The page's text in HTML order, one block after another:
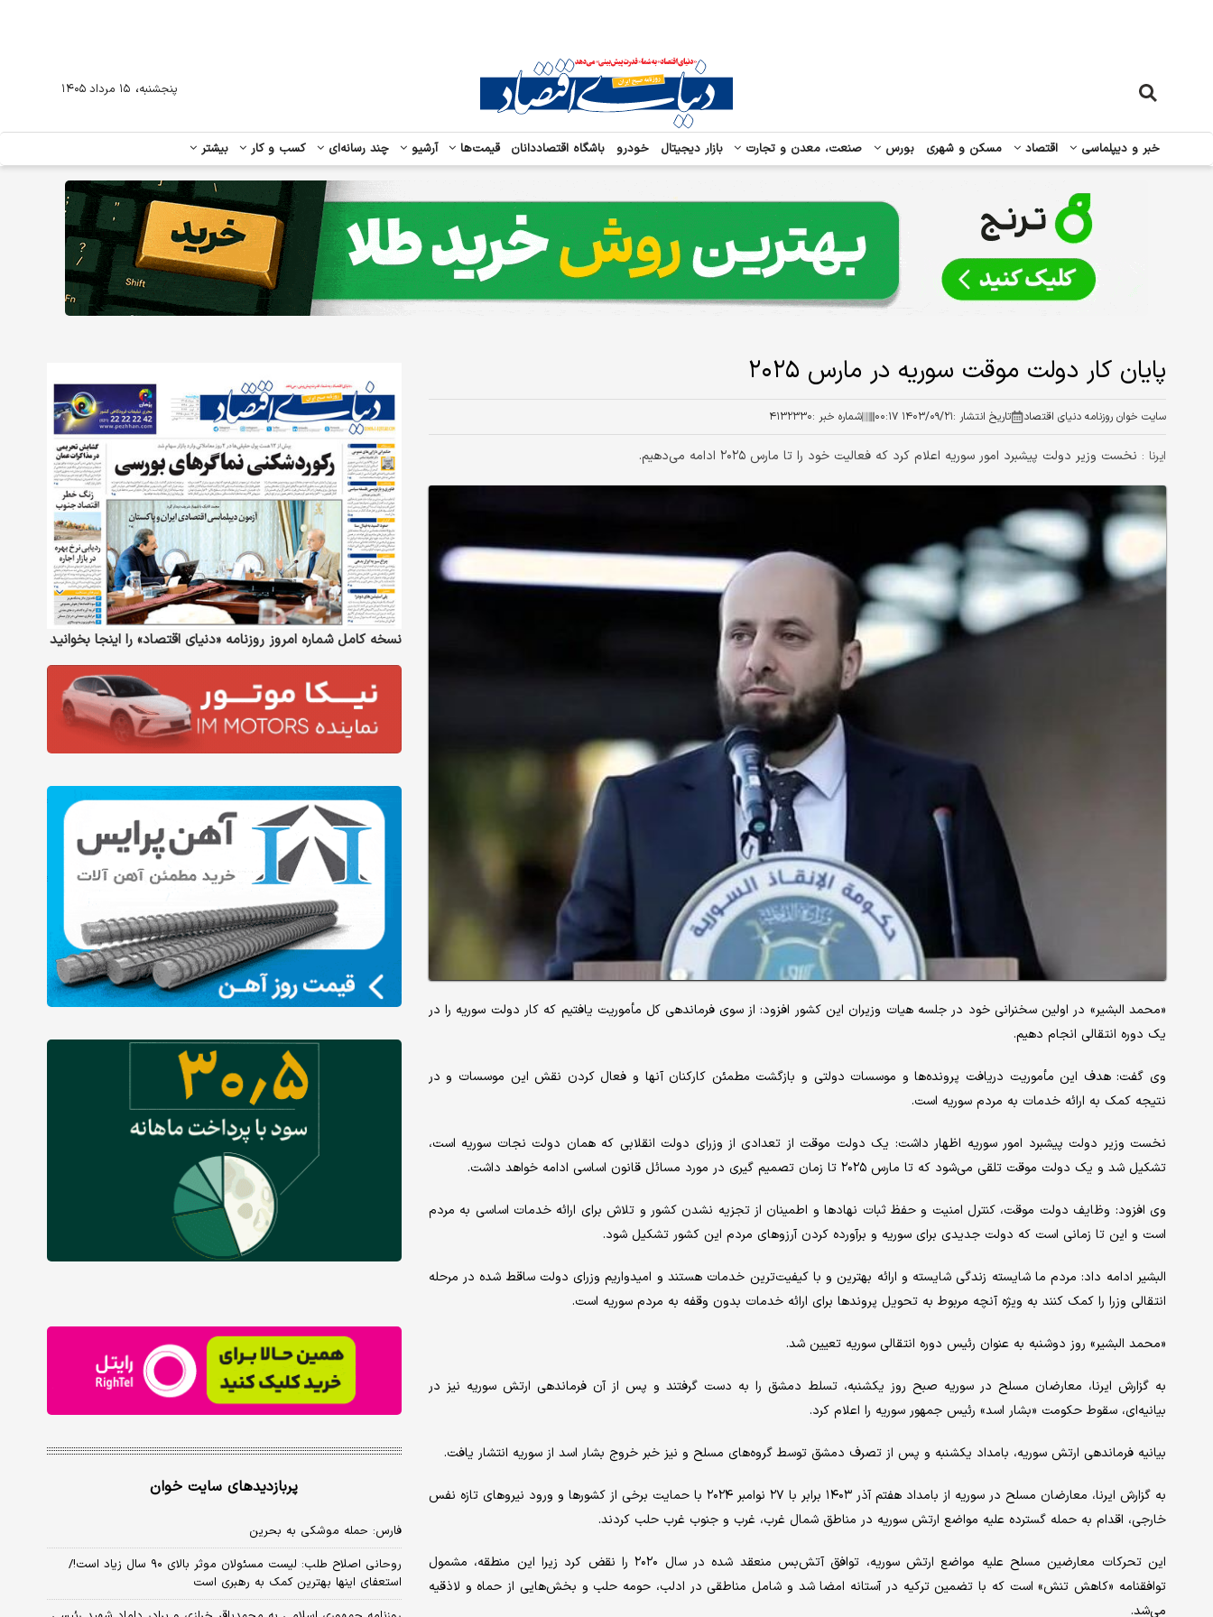
خبر و دیپلماسی اقتصاد مسکن و شهری بورس صنعت، معدن و تجارت بازار دیجیتال خودرو باشگاه اقتصاددانان قیمت‌ها آرشیو چند رسانه‌ای کسب و کار بیشتر
پنجشنبه، ۱۵ مرداد ۱۴۰۵
پایان کار دولت موقت سوریه در مارس ۲۰۲۵
سایت خوان روزنامه دنیای اقتصاد تاریخ انتشار :۱۴۰۳/۰۹/۲۱ ۰۰:۱۷ شماره خبر :۴۱۳۲۳۳۰
ایرنا : نخست وزیر دولت پیشبرد امور سوریه اعلام کرد که فعالیت خود را تا مارس ۲۰۲۵ ادامه می‌دهیم.
«محمد البشیر» در اولین سخنرانی خود در جلسه هیات وزیران این کشور افزود: از سوی فرماندهی کل مأموریت یافتیم که کار دولت سوریه را در
یک دوره انتقالی انجام دهیم.
وی گفت: هدف این مأموریت دریافت پرونده‌ها و موسسات دولتی و بازگشت مطمئن کارکنان آنها و فعال کردن نقش این موسسات و در
نتیجه کمک به ارائه خدمات به مردم سوریه است.
نخست وزیر دولت پیشبرد امور سوریه اظهار داشت: یک دولت موقت از تعدادی از وزرای دولت انقلابی که همان دولت نجات سوریه است،
تشکیل شد و یک دولت موقت تلقی می‌شود که تا مارس ۲۰۲۵ تا زمان تصمیم گیری در مورد مسائل قانون اساسی ادامه خواهد داشت.
وی افزود: وظایف دولت موقت، کنترل امنیت و حفظ ثبات نهادها و اطمینان از تجزیه نشدن کشور و تلاش برای ارائه خدمات اساسی به مردم
است و این تا زمانی است که دولت جدیدی برای سوریه و برآورده کردن آرزوهای مردم این کشور تشکیل شود.
البشیر ادامه داد: مردم ما شایسته زندگی شایسته و ارائه بهترین و با کیفیت‌ترین خدمات هستند و امیدواریم وزرای دولت ساقط شده در مرحله
انتقالی وزرا را کمک کنند به ویژه آنچه مربوط به تحویل پروندها برای ارائه خدمات بدون وقفه به مردم سوریه است.
«محمد البشیر» روز دوشنبه به عنوان رئیس دوره انتقالی سوریه تعیین شد.
به گزارش ایرنا، معارضان مسلح در سوریه صبح روز یکشنبه، تسلط دمشق را به دست گرفتند و پس از آن فرماندهی ارتش سوریه نیز در
بیانیه‌ای، سقوط حکومت «بشار اسد» رئیس جمهور سوریه را اعلام کرد.
بیانیه فرماندهی ارتش سوریه، بامداد یکشنبه و پس از تصرف دمشق توسط گروه‌های مسلح و نیز خبر خروج بشار اسد از سوریه انتشار یافت.
به گزارش ایرنا، معارضان مسلح در سوریه از بامداد هفتم آذر ۱۴۰۳ برابر با ۲۷ نوامبر ۲۰۲۴ با حمایت برخی از کشورها و ورود نیروهای تازه نفس
خارجی، اقدام به حمله گسترده علیه مواضع ارتش سوریه در مناطق شمال غرب، غرب و جنوب غرب حلب کردند.
این تحرکات معارضین مسلح علیه مواضع ارتش سوریه، توافق آتش‌بس منعقد شده در سال ۲۰۲۰ را نقض کرد زیرا این منطقه، مشمول
توافقنامه «کاهش تنش» است که با تضمین ترکیه در آستانه امضا شد و شامل مناطقی در ادلب، حومه حلب و بخش‌هایی از حماه و لاذقیه
می‌شد.
نسخه کامل شماره امروز روزنامه «دنیای‌ اقتصاد» را اینجا بخوانید
پربازدیدهای سایت خوان
فارس: حمله موشکی به بحرین
روحانی اصلاح طلب: ‌لیست مسئولان موثر بالای ۹۰ سال زیاد است!/
استعفای اینها بهترین کمک به رهبری است